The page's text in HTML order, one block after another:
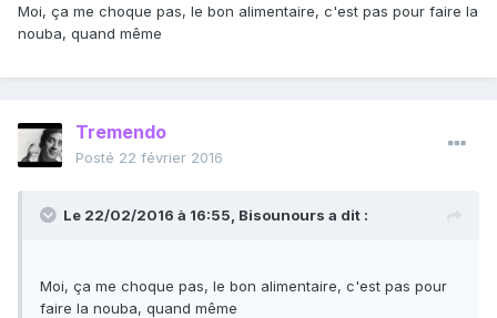
Moi, ça me choque pas, le bon alimentaire, c'est pas pour faire la
nouba, quand même
Tremendo
Posté 22 février 2016
Le 22/02/2016 à 16:55, Bisounours a dit :
Moi, ça me choque pas, le bon alimentaire, c'est pas pour
faire la nouba, quand même